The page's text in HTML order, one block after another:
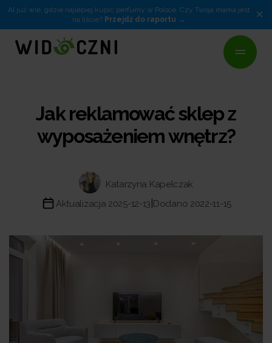
AI już wie, gdzie najlepiej kupić perfumy w Polsce. Czy Twoja marka jest
na liście? Przejdź do raportu ×
Jak reklamować sklep z
wyposażeniem wnętrz?
Katarzyna Kapelczak
Aktualizacja 2025-12-13 Dodano 2022-11-15